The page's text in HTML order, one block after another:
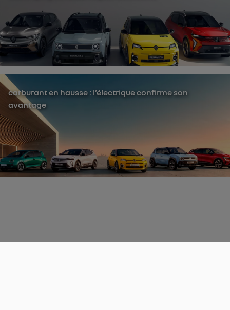
carburant en hausse : l’électrique confirme son
avantage